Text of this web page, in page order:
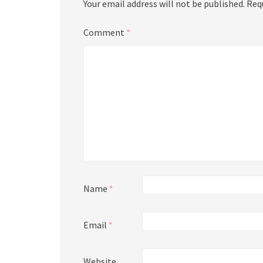
Your email address will not be published.
Comment *
Name *
Email *